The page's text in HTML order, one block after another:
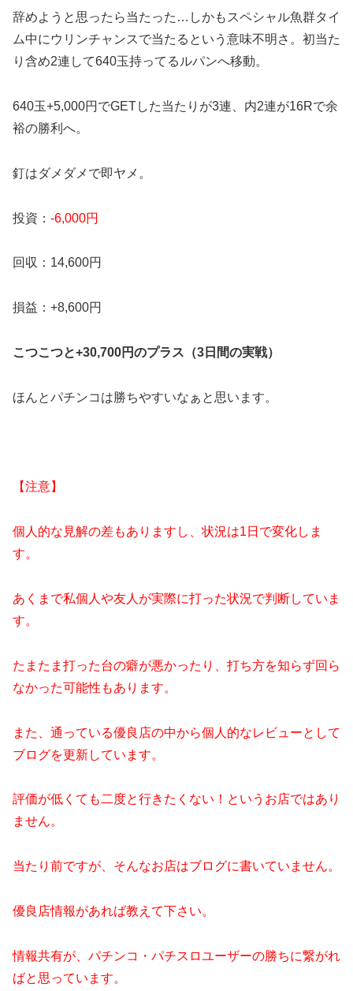
辞めようと思ったら当たった…しかもスペシャル魚群タイ
ム中にウリンチャンスで当たるという意味不明さ。初当た
り含め2連して640玉持ってるルパンへ移動。
640玉+5,000円でGETした当たりが3連、内2連が16Rで余
裕の勝利へ。
釘はダメダメで即ヤメ。
投資： -6,000円
回収：14,600円
損益：+8,600円
こつこつと+30,700円のプラス（3日間の実戦）
ほんとパチンコは勝ちやすいなぁと思います。
【注意】
個人的な見解の差もありますし、状況は1日で変化しま
す。
あくまで私個人や友人が実際に打った状況で判断していま
す。
たまたま打った台の癖が悪かったり、打ち方を知らず回ら
なかった可能性もあります。
また、通っている優良店の中から個人的なレビューとして
ブログを更新しています。
評価が低くても二度と行きたくない！というお店ではあり
ません。
当たり前ですが、そんなお店はブログに書いていません。
優良店情報があれば教えて下さい。
情報共有が、パチンコ・パチスロユーザーの勝ちに繋がれ
ばと思っています。